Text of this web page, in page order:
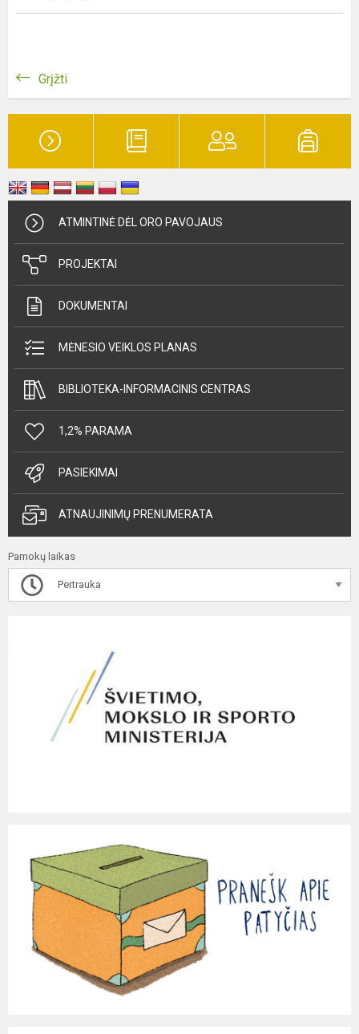
Grįžti
ATMINTINĖ DĖL ORO PAVOJAUS
PROJEKTAI
DOKUMENTAI
MĖNESIO VEIKLOS PLANAS
BIBLIOTEKA-INFORMACINIS CENTRAS
1,2% PARAMA
PASIEKIMAI
ATNAUJINIMŲ PRENUMERATA
Pamokų laikas
Pertrauka